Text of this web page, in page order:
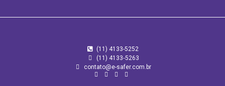
(11) 4133-5252
(11) 4133‑5263
contato@e-safer.com.br